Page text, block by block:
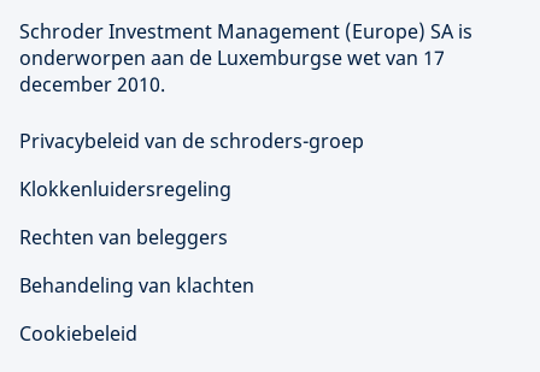
Schroder Investment Management (Europe) SA is
onderworpen aan de Luxemburgse wet van 17
december 2010.
Privacybeleid van de schroders-groep
Klokkenluidersregeling
Rechten van beleggers
Behandeling van klachten
Cookiebeleid